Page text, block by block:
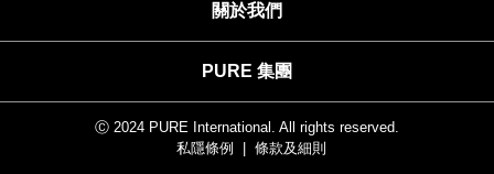
關於我們
PURE 集團
Ⓒ 2024 PURE International. All rights reserved.
私隱條例
條款及細則